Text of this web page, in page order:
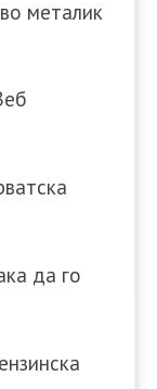
металик
да го